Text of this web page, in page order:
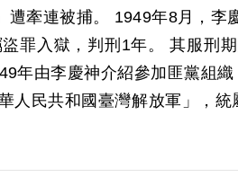
牽連被捕。 1949年8月，
罪入獄，判刑1年。 其服刑
年由李慶神介紹參加匪黨組
人民共和國臺灣解放軍」，
共黨攻臺時內應。